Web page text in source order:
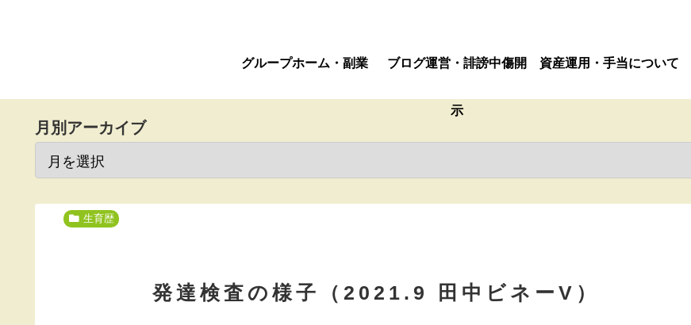
グループホーム・副業 ブログ運営・誹謗中傷開
示
資産運用・手当について
月別アーカイブ
生育歴
発達検査の様子（2021.9 田中ビネーV）